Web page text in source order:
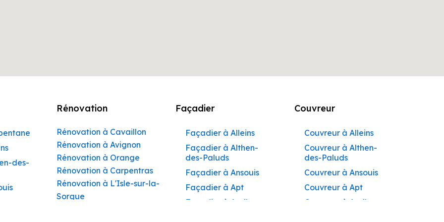
des-
Rénovation
Rénovation à Cavaillon
Rénovation à Avignon
Rénovation à Orange
Rénovation à Carpentras
Rénovation à L'Isle-sur-la-
Sorgue
Façadier
Façadier à Alleins
Façadier à Althen-
des-Paluds
Façadier à Ansouis
Façadier à Apt
Façadier à Auribeau
Couvreur
Couvreur à Alleins
Couvreur à Althen-
des-Paluds
Couvreur à Ansouis
Couvreur à Apt
Couvreur à Auribeau